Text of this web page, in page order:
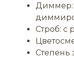
Диммер:
Строб: с
Степень